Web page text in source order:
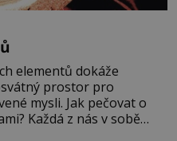
elementů dokáže
prostor pro
mysli. Jak pečovat o
Každá z nás v sobě